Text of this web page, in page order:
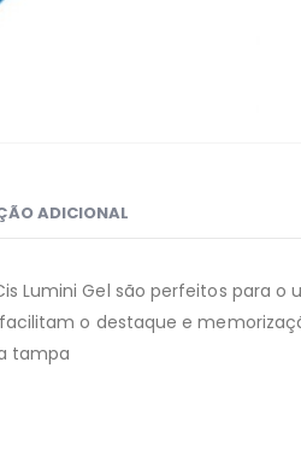
ADICIONAL
Lumini Gel são perfeitos para
o destaque e
tampa